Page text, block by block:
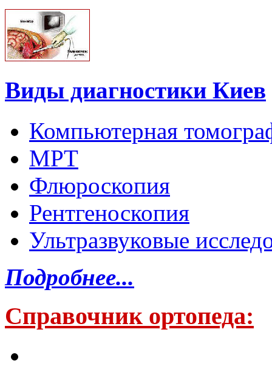
Виды диагностики Киев
Компьютерная
МРТ
Флюроскопия
Рентгеноскопия
Ультразвуковые
Подробнее...
Справочник ортопеда: